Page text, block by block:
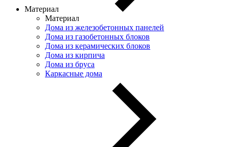
Материал
Материал
Дома из железобетонных панелей
Дома из газобетонных блоков
Дома из керамических блоков
Дома из кирпича
Дома из бруса
Каркасные дома